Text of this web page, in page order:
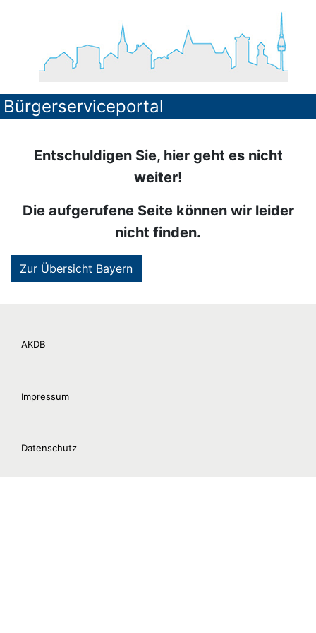
Bürgerserviceportal
Entschuldigen Sie, hier geht es nicht
weiter!
Die aufgerufene Seite können wir leider
nicht finden.
Zur Übersicht Bayern
AKDB
Impressum
Datenschutz